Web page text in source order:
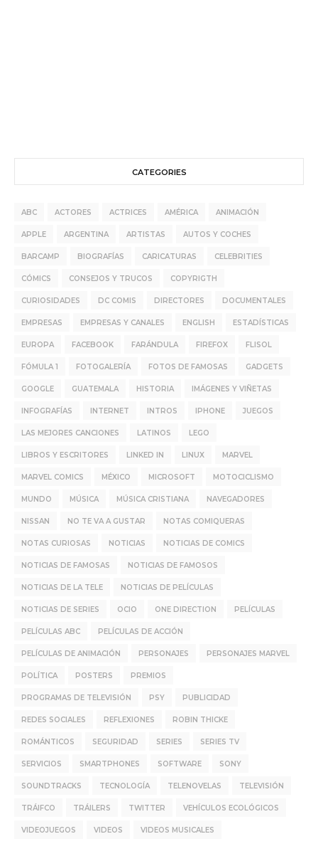
CATEGORIES
ABC ACTORES ACTRICES AMÉRICA ANIMACIÓN
APPLE ARGENTINA ARTISTAS AUTOS Y COCHES
BARCAMP BIOGRAFÍAS CARICATURAS CELEBRITIES
CÓMICS CONSEJOS Y TRUCOS COPYRIGTH
CURIOSIDADES DC COMIS DIRECTORES DOCUMENTALES
EMPRESAS EMPRESAS Y CANALES ENGLISH ESTADÍSTICAS
EUROPA FACEBOOK FARÁNDULA FIREFOX FLISOL
FÓMULA 1 FOTOGALERÍA FOTOS DE FAMOSAS GADGETS
GOOGLE GUATEMALA HISTORIA IMÁGENES Y VIÑETAS
INFOGRAFÍAS INTERNET INTROS IPHONE JUEGOS
LAS MEJORES CANCIONES LATINOS LEGO
LIBROS Y ESCRITORES LINKED IN LINUX MARVEL
MARVEL COMICS MÉXICO MICROSOFT MOTOCICLISMO
MUNDO MÚSICA MÚSICA CRISTIANA NAVEGADORES
NISSAN NO TE VA A GUSTAR NOTAS COMIQUERAS
NOTAS CURIOSAS NOTICIAS NOTICIAS DE COMICS
NOTICIAS DE FAMOSAS NOTICIAS DE FAMOSOS
NOTICIAS DE LA TELE NOTICIAS DE PELÍCULAS
NOTICIAS DE SERIES OCIO ONE DIRECTION PELÍCULAS
PELÍCULAS ABC PELÍCULAS DE ACCIÓN
PELÍCULAS DE ANIMACIÓN PERSONAJES PERSONAJES MARVEL
POLÍTICA POSTERS PREMIOS
PROGRAMAS DE TELEVISIÓN PSY PUBLICIDAD
REDES SOCIALES REFLEXIONES ROBIN THICKE
ROMÁNTICOS SEGURIDAD SERIES SERIES TV
SERVICIOS SMARTPHONES SOFTWARE SONY
SOUNDTRACKS TECNOLOGÍA TELENOVELAS TELEVISIÓN
TRÁIFCO TRÁILERS TWITTER VEHÍCULOS ECOLÓGICOS
VIDEOJUEGOS VIDEOS VIDEOS MUSICALES